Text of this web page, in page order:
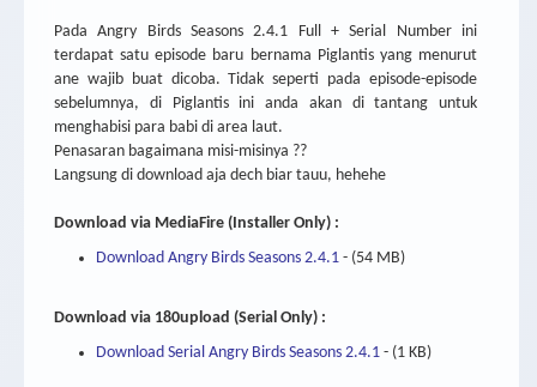
Pada Angry Birds Seasons 2.4.1 Full + Serial Number ini
terdapat satu episode baru bernama Piglantis yang menurut
ane wajib buat dicoba. Tidak seperti pada episode-episode
sebelumnya, di Piglantis ini anda akan di tantang untuk
menghabisi para babi di area laut.
Penasaran bagaimana misi-misinya ??
Langsung di download aja dech biar tauu, hehehe
Download via MediaFire (Installer Only) :
Download Angry Birds Seasons 2.4.1 - (54 MB)
Download via 180upload (Serial Only) :
Download Serial Angry Birds Seasons 2.4.1 - (1 KB)